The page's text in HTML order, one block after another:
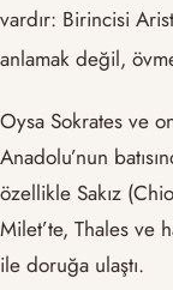
vardır: Birincisi
anlamak değil,
Oysa Sokrates ve
Anadolu’nun
özellikle Sakız
Milet’te, Thales ve
ile doruğa ulaştı.